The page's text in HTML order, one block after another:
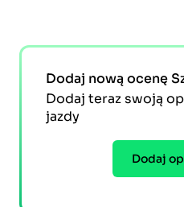
Dodaj nową ocenę
Dodaj teraz swoją
jazdy
Dodaj